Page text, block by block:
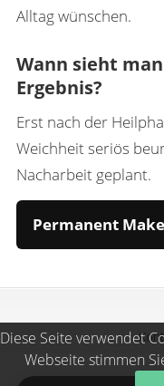
Diese Seite verwendet
Webseite stimmen
Alltag wünschen.
Wann sieht
Ergebnis?
Erst nach der
Weichheit seriös
Nacharbeit geplant.
Permanent
«Expert» -